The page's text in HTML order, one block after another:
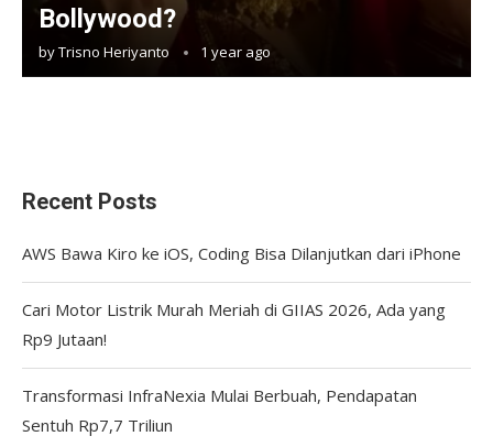
Bollywood?
byTrisno Heriyanto 1 year ago
Recent Posts
AWS Bawa Kiro ke iOS, Coding Bisa Dilanjutkan dari iPhone
Cari Motor Listrik Murah Meriah di GIIAS 2026, Ada yang
Rp9 Jutaan!
Transformasi InfraNexia Mulai Berbuah, Pendapatan
Sentuh Rp7,7 Triliun